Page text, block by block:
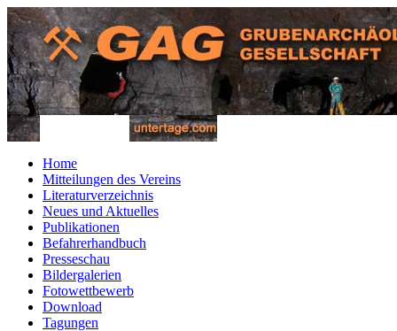
Home
Mitteilungen des Vereins
Literaturverzeichnis
Neues und Aktuelles
Publikationen
Befahrerhandbuch
Presseschau
Bildergalerien
Fotowettbewerb
Download
Tagungen